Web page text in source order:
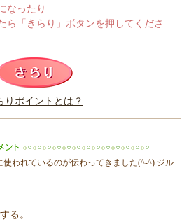
ましたか？
なったり
ら「きらり」ボタンを押してくださ
りポイントとは？
使われているのが伝わってきました(^-^) ジル
る。